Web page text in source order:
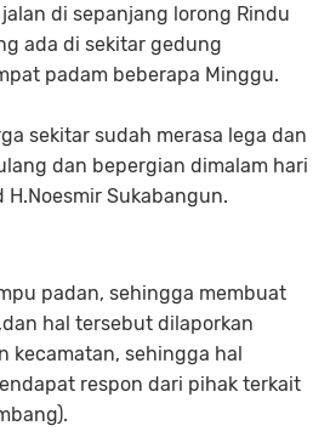
di sepanjang lorong Rindu
ada di sekitar gedung
padam beberapa Minggu.
sekitar sudah merasa lega dan
dan bepergian dimalam hari
Sukabangun.
padan, sehingga membuat
hal tersebut dilaporkan
kecamatan, sehingga hal
respon dari pihak terkait